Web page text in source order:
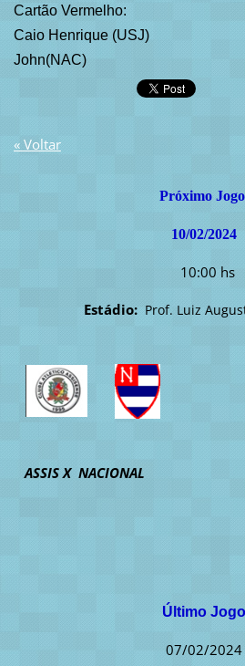
Cartão Vermelho:
Caio Henrique (USJ)
John(NAC)
« Voltar
Próximo Jogo
10/02/2024
10:00 hs
Estádio: Prof. Luiz
ASSIS X NACIONAL
Último Jogo
07/02/2024